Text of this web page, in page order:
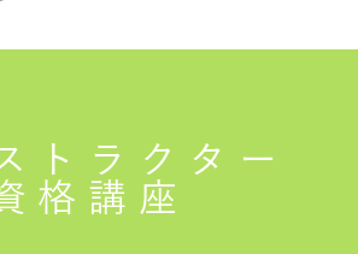
トラクター
格講座